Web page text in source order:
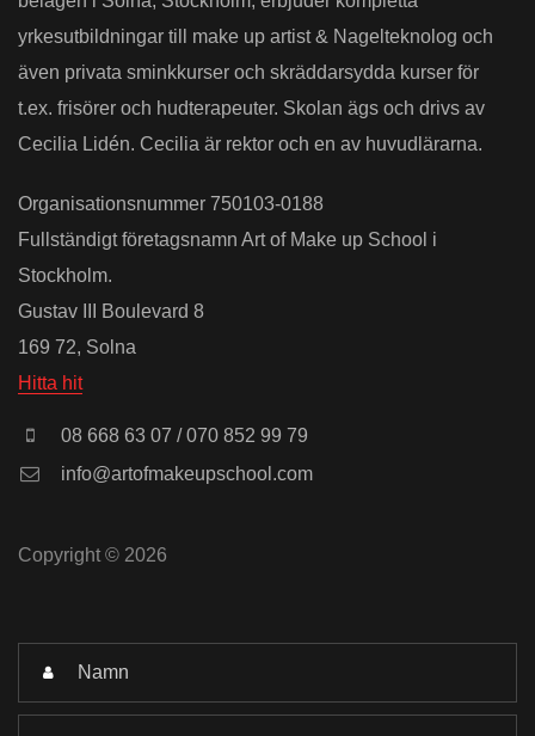
yrkesutbildningar till make up artist & Nagelteknolog och
även privata sminkkurser och skräddarsydda kurser för
t.ex. frisörer och hudterapeuter. Skolan ägs och drivs av
Cecilia Lidén. Cecilia är rektor och en av huvudlärarna.
Organisationsnummer 750103-0188
Fullständigt företagsnamn Art of Make up School i
Stockholm.
Gustav III Boulevard 8
169 72, Solna
Hitta hit
08 668 63 07 / 070 852 99 79
info@artofmakeupschool.com
Copyright © 2026